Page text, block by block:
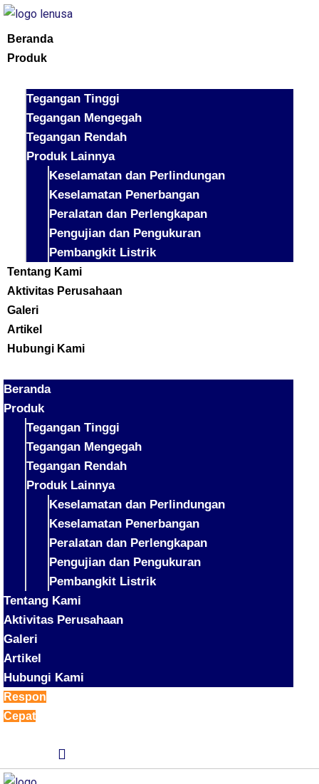
Beranda
Produk
Tegangan Tinggi
Tegangan Mengegah
Tegangan Rendah
Produk Lainnya
Keselamatan dan Perlindungan
Keselamatan Penerbangan
Peralatan dan Perlengkapan
Pengujian dan Pengukuran
Pembangkit Listrik
Tentang Kami
Aktivitas Perusahaan
Galeri
Artikel
Hubungi Kami
Beranda
Produk
Tegangan Tinggi
Tegangan Mengegah
Tegangan Rendah
Produk Lainnya
Keselamatan dan Perlindungan
Keselamatan Penerbangan
Peralatan dan Perlengkapan
Pengujian dan Pengukuran
Pembangkit Listrik
Tentang Kami
Aktivitas Perusahaan
Galeri
Artikel
Hubungi Kami
Respon
Cepat